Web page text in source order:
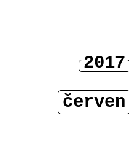
2017
červen